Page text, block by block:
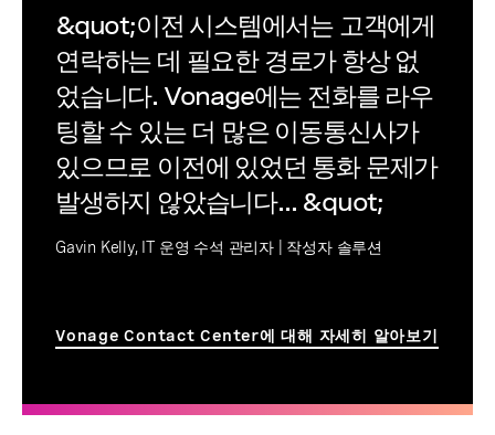
&quot;이전 시스템에서는 고객에게
연락하는 데 필요한 경로가 항상 없
었습니다. Vonage에는 전화를 라우
팅할 수 있는 더 많은 이동통신사가
있으므로 이전에 있었던 통화 문제가
발생하지 않았습니다... &quot;
Gavin Kelly, IT 운영 수석 관리자 | 작성자 솔루션
Vonage Contact Center에 대해 자세히 알아보기